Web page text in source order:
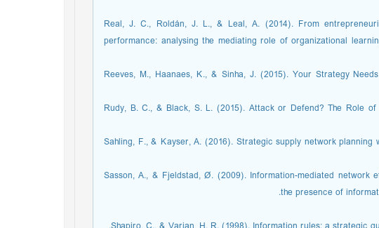
Real, J. C., Roldán, J. L., & Leal, A. (2014). From
performance: analysing the mediating role of organizational
Reeves, M., Haanaes, K., & Sinha, J. (2015). Your Strategy
Rudy, B. C., & Black, S. L. (2015). Attack or Defend? The Role
Sahling, F., & Kayser, A. (2016). Strategic supply network
Sasson, A., & Fjeldstad, Ø. (2009). Information-mediated network
the presence of